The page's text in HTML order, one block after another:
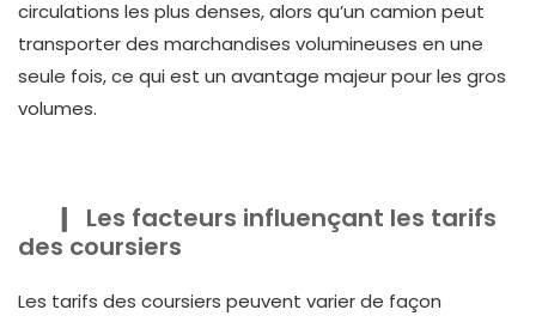
circulations les plus denses, alors qu’un camion peut
transporter des marchandises volumineuses en une
seule fois, ce qui est un avantage majeur pour les gros
volumes.
Les facteurs influençant les tarifs
des coursiers
Les tarifs des coursiers peuvent varier de façon